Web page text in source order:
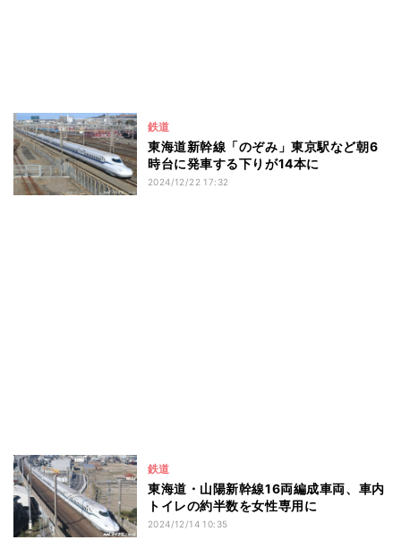
鉄道
東海道新幹線「のぞみ」東京駅など朝6
時台に発車する下りが14本に
2024/12/22 17:32
鉄道
東海道・山陽新幹線16両編成車両、車内
トイレの約半数を女性専用に
2024/12/14 10:35